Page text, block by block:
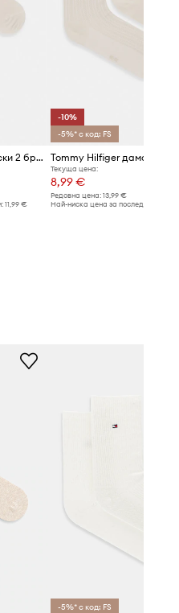
Tommy Hilfiger чорапи дамски 2 броя
11,99 €
-10%
-5%* с код: FS
Текуща цена:
8,99 €
Редовна цена: 13,99 €
Най-ниска цена за последните 30
-5%* с код: FS